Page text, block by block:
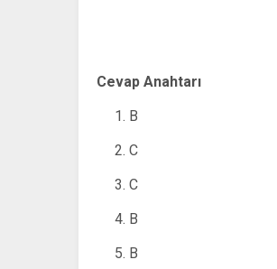
Cevap Anahtarı
B
C
C
B
B